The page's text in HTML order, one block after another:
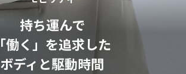
持ち運んで
「働く」を追求した
ボディと駆動時間